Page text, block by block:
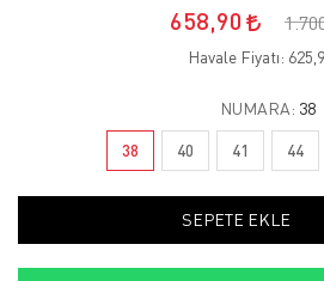
658,90
Havale Fiyatı:
NUMARA: 38
38 40 41 44
SEPETE EKLE